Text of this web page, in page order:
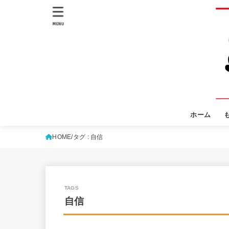
ホーム
MENU
HOME タグ : 自信
自信